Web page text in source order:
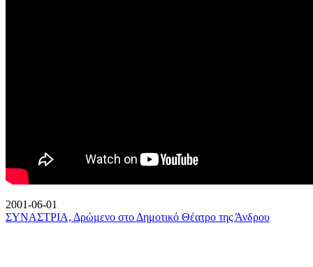
2001-06-01
ΣΥΝΑΣΤΡΙΑ, Δρώμενο στο Δημοτικό Θέατρο της Άνδρου